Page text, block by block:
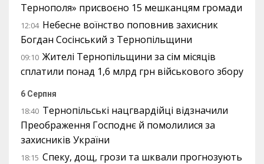
Тернополя» присвоєно 15 мешканцям громади
12:04 Небесне воїнство поповнив захисник
Богдан Сосінський з Тернопільщини
09:10 Жителі Тернопільщини за сім місяців
сплатили понад 1,6 млрд грн військового збору
6 Серпня
18:40 Тернопільські нацгвардійці відзначили
Преображення Господнє й помолилися за
захисників України
18:15 Спеку, дощ, грози та шквали прогнозують